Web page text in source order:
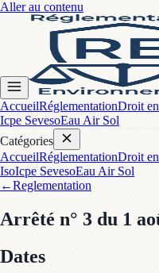
Aller au contenu
AccueilRéglementationDroit
Icpe SevesoEau Air Sol
Catégories
AccueilRéglementationDroit
IsoIcpe SevesoEau Air Sol
←Reglementation
Arrêté n° 3 du 1
Dates